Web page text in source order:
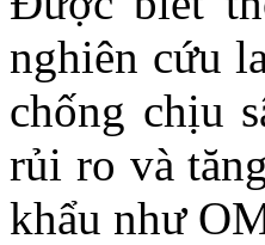
nghiên cứu
chống chịu
rủi ro và
khẩu như